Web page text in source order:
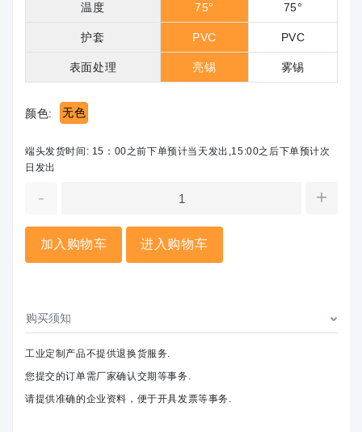
温度 75° 75°
护套 PVC PVC
表面处理 亮锡 雾锡
颜色: 无色
端头发货时间: 15：00之前下单预计当天发出,15:00之后下单预计次
日发出
- +
加入购物车 进入购物车
购买须知
工业定制产品不提供退换货服务.
您提交的订单需厂家确认交期等事务.
请提供准确的企业资料，便于开具发票等事务.